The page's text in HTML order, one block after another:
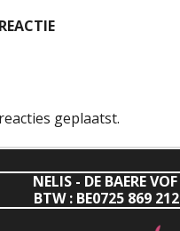
geplaatst.
NELIS - DE BAERE VOF
BTW : BE0725 869 212